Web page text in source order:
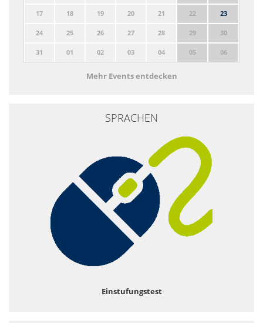
17 18 19 20 21 22 23
24 25 26 27 28 29 30
31 01 02 03 04 05 06
Mehr Events entdecken
SPRACHEN
Einstufungstest